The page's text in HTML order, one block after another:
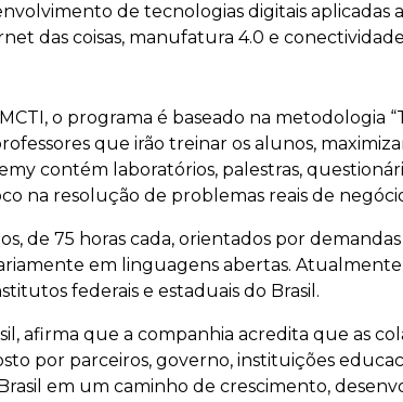
de tecnologias digitais aplicadas
das coisas, manufatura 4.0 e
o programa é baseado na metodologia
que irão treinar os alunos,
contém laboratórios, palestras,
na resolução de problemas reais de
de 75 horas cada, orientados por
em linguagens abertas.
federais e estaduais do Brasil.
afirma que a companhia acredita que as
por parceiros, governo, instituições
em um caminho de crescimento,